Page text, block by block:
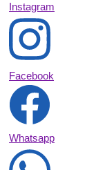
Instagram
Facebook
Whatsapp